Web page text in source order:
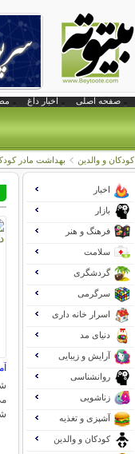
صفحه اصلی اخبار داغ
کودکان و والدین بهداشت مادر
اخبار
بازار
فرهنگ و هنر
سلامت
گردشگری
سرگرمی
اسرار خانه داری
دنیای مد
آرایش و زیبایی
روانشناسی
زناشویی
آشپزی و تغذیه
کودکان و والدین